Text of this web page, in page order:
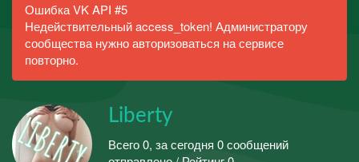
Ошибка VK API #5
Недействительный access_token! Администратору
сообщества нужно авторизоваться на сервисе
повторно.
Liberty
Всего 0, за сегодня 0 сообщений